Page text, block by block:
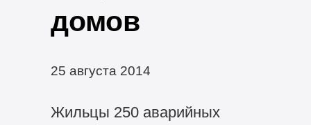
домов
25 августа 2014
Жильцы 250 аварийных